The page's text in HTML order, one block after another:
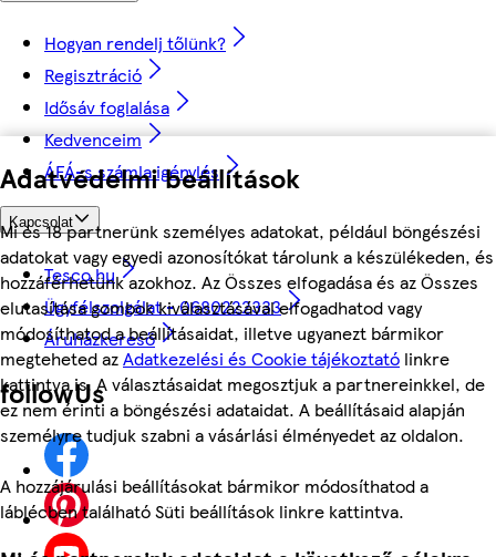
Adatvédelmi beállítások
Mi és 18 partnerünk személyes adatokat, például böngészési
adatokat vagy egyedi azonosítókat tárolunk a készülékeden, és
hozzáférhetünk azokhoz. Az Összes elfogadása és az Összes
elutasítása gombok kiválasztásával elfogadhatod vagy
módosíthatod a beállításaidat, illetve ugyanezt bármikor
megteheted azAdatkezelési és Cookie tájékoztató linkre
kattintva is. A választásaidat megosztjuk a partnereinkkel, de
ez nem érinti a böngészési adataidat. A beállításaid alapján
személyre tudjuk szabni a vásárlási élményedet az oldalon.
A hozzájárulási beállításokat bármikor módosíthatod a
láblécben található Süti beállítások linkre kattintva.
Hogyan rendelj tőlünk?
Regisztráció
Idősáv foglalása
Kedvenceim
ÁFÁ-s számla igénylés
Kapcsolat
Tesco.hu
Ügyfélszolgálat - 0680222333
Áruházkereső
followUs